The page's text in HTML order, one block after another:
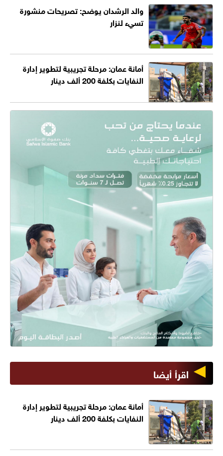
والد الرشدان يوضح: تصريحات منشورة
تسيء لنزار
أمانة عمان: مرحلة تجريبية لتطوير إدارة
النفايات بكلفة 200 ألف دينار
اقرأ أيضا
أمانة عمان: مرحلة تجريبية لتطوير إدارة
النفايات بكلفة 200 ألف دينار